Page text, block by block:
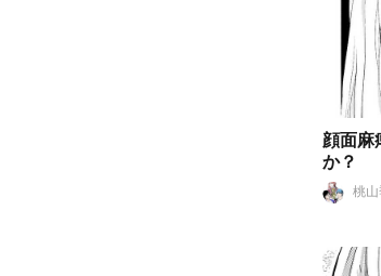
顔面麻
か？
桃山